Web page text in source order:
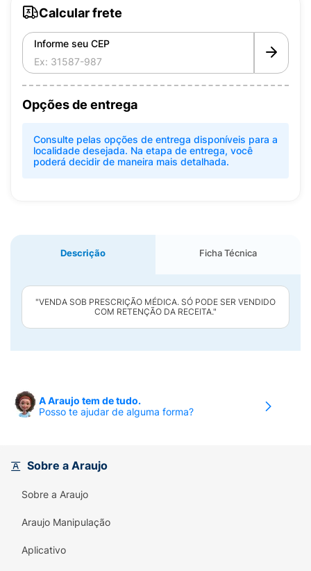
Calcular frete
Informe seu CEP
Opções de entrega
Consulte pelas opções de entrega disponíveis para a
localidade desejada. Na etapa de entrega, você
poderá decidir de maneira mais detalhada.
Descrição Ficha Técnica
"VENDA SOB PRESCRIÇÃO MÉDICA. SÓ PODE SER VENDIDO
COM RETENÇÃO DA RECEITA."
A Araujo tem de tudo.
Posso te ajudar de alguma forma?
Sobre a Araujo
Sobre a Araujo
Araujo Manipulação
Aplicativo